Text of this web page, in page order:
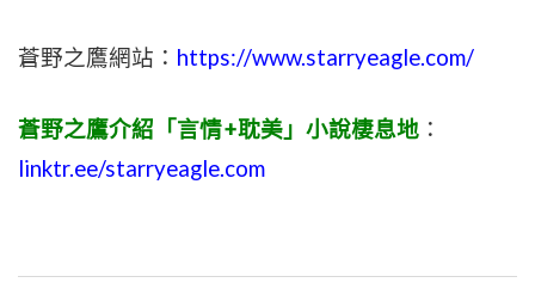
蒼野之鷹網站： https://www.starryeagle.com/
蒼野之鷹介紹「言情+耽美」小說棲息地 ：
linktr.ee/starryeagle.com